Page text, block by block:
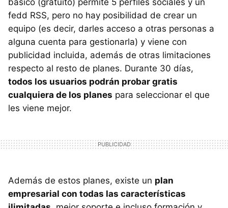
fedd RSS, pero no hay posibilidad de crear un
equipo (es decir, darles acceso a otras personas a
alguna cuenta para gestionarla) y viene con
publicidad incluida, además de otras limitaciones
respecto al resto de planes. Durante 30 días,
todos los usuarios podrán probar gratis
cualquiera de los planes para seleccionar el que
les viene mejor.
Además de estos planes, existe un plan
empresarial con todas las características